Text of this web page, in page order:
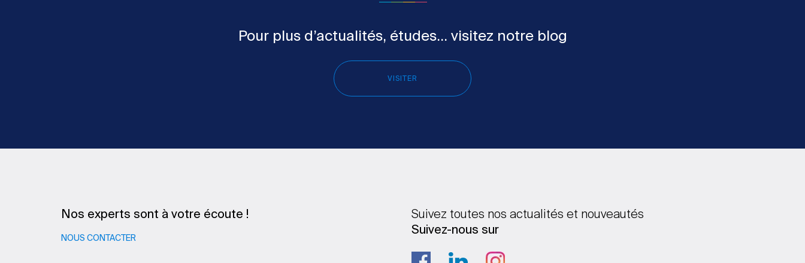
Pour plus d’actualités, études... visitez notre blog
VISITER
Nos experts sont à votre écoute !
NOUS CONTACTER
Suivez toutes nos actualités et nouveautés
Suivez-nous sur